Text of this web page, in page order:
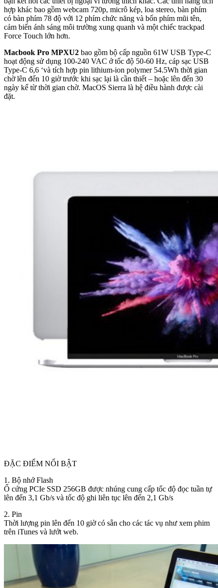
hợp khác bao gồm webcam 720p, micrô kép, loa stereo, bàn phím
có bàn phím 78 độ với 12 phím chức năng và bốn phím mũi tên,
cảm biến ánh sáng môi trường xung quanh và một chiếc trackpad
Force Touch lớn hơn.
Macbook Pro MPXU2 bao gồm bộ cấp nguồn 61W USB Type-C
hoạt động sử dụng 100-240 VAC ở tốc độ 50-60 Hz, cáp sạc USB
Type-C 6,6 ‘và tích hợp pin lithium-ion polymer 54.5Wh thời gian
chờ lên đến 10 giờ trước khi sạc lại là cần thiết – hoặc lên đến 30
ngày kể từ thời gian chờ. MacOS Sierra là hệ điều hành được cài
đặt.
ĐẶC ĐIỂM NỔI BẬT
1. Bộ nhớ Flash
Ổ cứng PCIe SSD 256GB được nhúng cung cấp tốc độ đọc tuần tự
lên đến 3,1 Gb/s và tốc độ ghi liên tục lên đến 2,1 Gb/s
2. Pin
Thời lượng pin lên đến 10 giờ có sẵn cho các tác vụ như xem phim
trên iTunes và lướt web.